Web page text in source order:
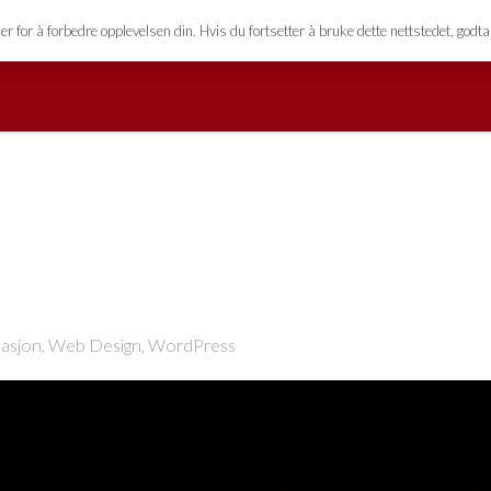
Web Design WordPress
for å forbedre opplevelsen din. Hvis du fortsetter å bruke dette nettstedet,